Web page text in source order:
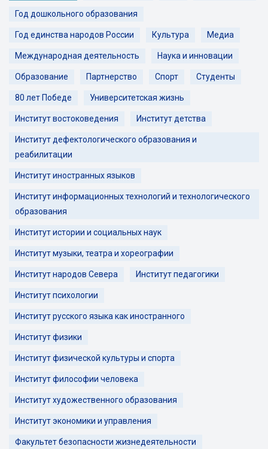
Год дошкольного образования
Год единства народов России Культура Медиа
Международная деятельность Наука и инновации
Образование Партнерство Спорт Студенты
80 лет Победе Университетская жизнь
Институт востоковедения Институт детства
Институт дефектологического образования и
реабилитации
Институт иностранных языков
Институт информационных технологий и технологического
образования
Институт истории и социальных наук
Институт музыки, театра и хореографии
Институт народов Севера Институт педагогики
Институт психологии
Институт русского языка как иностранного
Институт физики
Институт физической культуры и спорта
Институт философии человека
Институт художественного образования
Институт экономики и управления
Факультет безопасности жизнедеятельности